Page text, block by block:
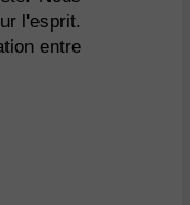
l'esprit.
entre